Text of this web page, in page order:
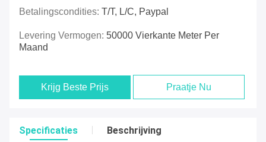
Betalingscondities: T/t, L/c, Paypal
Levering Vermogen: 50000 Vierkante Meter Per
Maand
Krijg Beste Prijs Praatje Nu
Specificaties Beschrijving